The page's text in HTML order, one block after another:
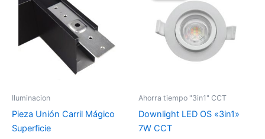
Iluminacion
Pieza Unión Carril Mágico
Superficie
Ahorra tiempo "3in1" CCT
Downlight LED OS «3in1»
7W CCT